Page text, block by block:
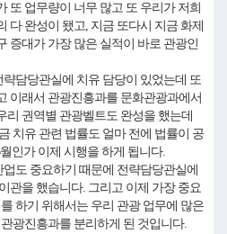
또 업무량이 너무 많고 또 우리가 저희
다 완성이 됐고, 지금 또다시 지금 화제
증대가 가장 많은 실적이 바로 관광인
담당관실에 치유 담당이 있었는데 또
이래서 관광진흥과를 문화관광과에서
권역별 관광벨트도 완성을 했는데
치유 관련 법률도 얼마 전에 법률이 공
인가 이제 시행을 하게 됩니다.
도 중요하기 때문에 전략담당관실에
관을 했습니다. 그리고 이제 가장 중요
하기 위해서는 우리 관광 업무에 많은
광진흥과를 분리하게 된 것입니다.